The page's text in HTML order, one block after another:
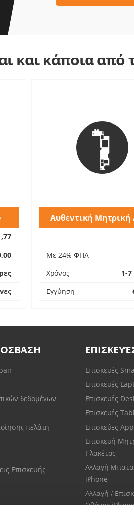
και κάποια από
Αυθεντική Μητρική
Με 24% ΦΠΑ
Χρόνος
1-7
Εγγύηση
δεδομένων
πελάτη
Επισκευής
Επισκευές
Επισκευές
Επισκευές
Επισκευές
Επισκεύες
Επισκευή
Πλακέτας
Αλλαγή
iPhone
Αλλαγή /
Οθόνης iPhone